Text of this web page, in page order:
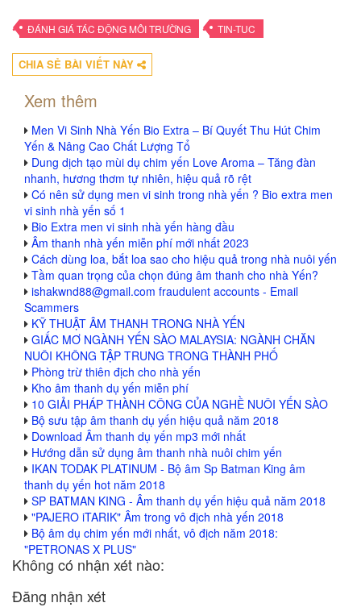
• ĐÁNH GIÁ TÁC ĐỘNG MÔI TRƯỜNG • TIN-TUC
CHIA SẺ BÀI VIẾT NÀY
Xem thêm
Men Vi Sinh Nhà Yến Bio Extra – Bí Quyết Thu Hút Chim
Yến & Nâng Cao Chất Lượng Tổ
Dung dịch tạo mùi dụ chim yến Love Aroma – Tăng đàn
nhanh, hương thơm tự nhiên, hiệu quả rõ rệt
Có nên sử dụng men vi sinh trong nhà yến ? Bio extra men
vi sinh nhà yến số 1
Bio Extra men vi sinh nhà yến hàng đầu
Âm thanh nhà yến miễn phí mới nhất 2023
Cách dùng loa, bắt loa sao cho hiệu quả trong nhà nuôi yến
Tầm quan trọng của chọn đúng âm thanh cho nhà Yến?
ishakwnd88@gmail.com fraudulent accounts - Email
Scammers
KỸ THUẬT ÂM THANH TRONG NHÀ YẾN
GIẤC MƠ NGÀNH YẾN SÀO MALAYSIA: NGÀNH CHĂN
NUÔI KHÔNG TẬP TRUNG TRONG THÀNH PHỐ
Phòng trừ thiên địch cho nhà yến
Kho âm thanh dụ yến miễn phí
10 GIẢI PHÁP THÀNH CÔNG CỦA NGHỀ NUÔI YẾN SÀO
Bộ sưu tập âm thanh dụ yến hiệu quả năm 2018
Download Âm thanh dụ yến mp3 mới nhất
Hướng dẫn sử dụng âm thanh nhà nuôi chim yến
IKAN TODAK PLATINUM - Bộ âm Sp Batman King âm
thanh dụ yến hot năm 2018
SP BATMAN KING - Âm thanh dụ yến hiệu quả năm 2018
"PAJERO iTARIK" Âm trong vô địch nhà yến 2018
Bộ âm dụ chim yến mới nhất, vô địch năm 2018:
"PETRONAS X PLUS"
Không có nhận xét nào:
Đăng nhận xét